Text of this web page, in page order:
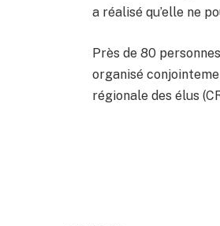
a réalisé qu’elle ne
Près de 80
organisé
régionale des élus